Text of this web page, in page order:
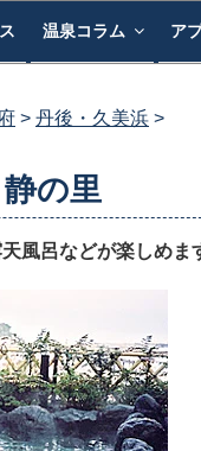
温泉コラム ア
丹後・久美浜
の里
風呂などが楽しめま